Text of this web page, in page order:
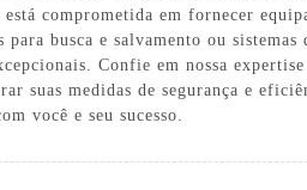
comprometida em fornecer
para busca e salvamento ou
Confie em nossa
suas medidas de segurança e
você e seu sucesso.